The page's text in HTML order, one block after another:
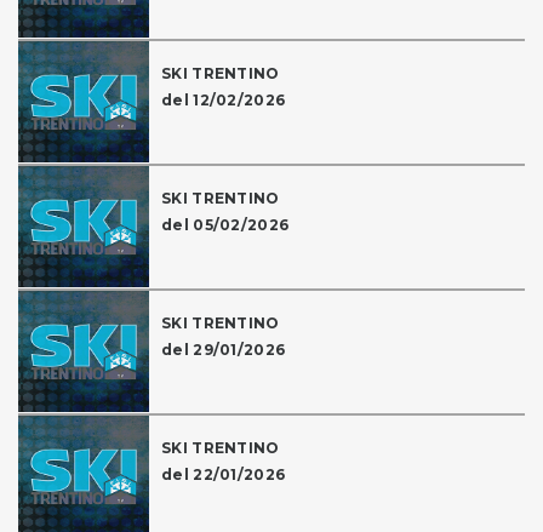
SKI TRENTINO
del 12/02/2026
SKI TRENTINO
del 05/02/2026
SKI TRENTINO
del 29/01/2026
SKI TRENTINO
del 22/01/2026